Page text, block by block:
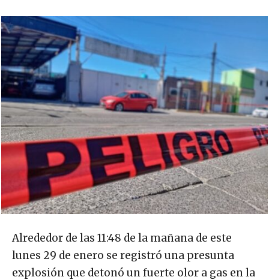
Alrededor de las 11:48 de la mañana de este
lunes 29 de enero se registró una presunta
explosión que detonó un fuerte olor a gas en la